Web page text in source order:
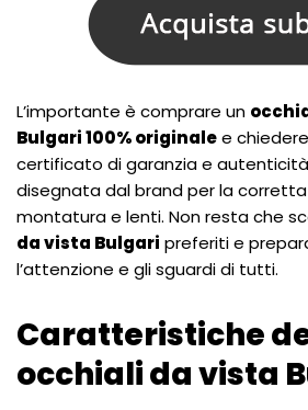
L’importante è comprare un
Bulgari 100% originalee
certificato di garanzia e
disegnata dal brand per la
montatura e lenti. Non resta che
da vista Bulgari preferiti e
l’attenzione e gli sguardi di tutti.
Caratteristiche
occhiali da vista